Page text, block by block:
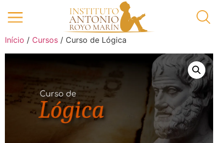
Início / Cursos / Curso de Lógica